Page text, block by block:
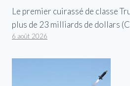
Le premier cuirassé de classe
plus de 23 milliards de dollars
6 août 2026